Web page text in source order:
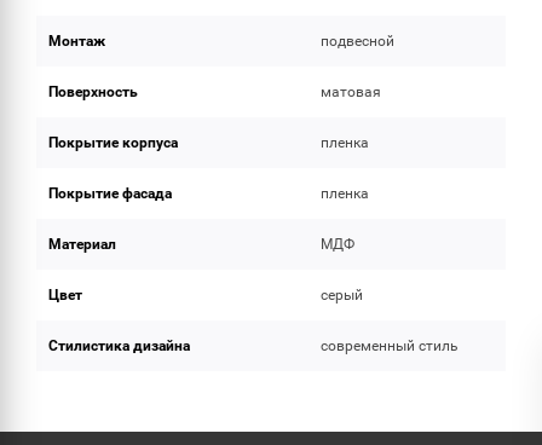
Монтаж подвесной
Поверхность матовая
Покрытие корпуса пленка
Покрытие фасада пленка
Материал МДФ
Цвет серый
Стилистика дизайна современный стиль